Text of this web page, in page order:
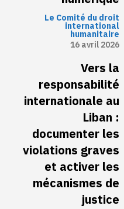
Le Comité du droit
international
humanitaire
16 avril 2026
Vers la
responsabilité
internationale au
Liban :
documenter les
violations graves
et activer les
mécanismes de
justice